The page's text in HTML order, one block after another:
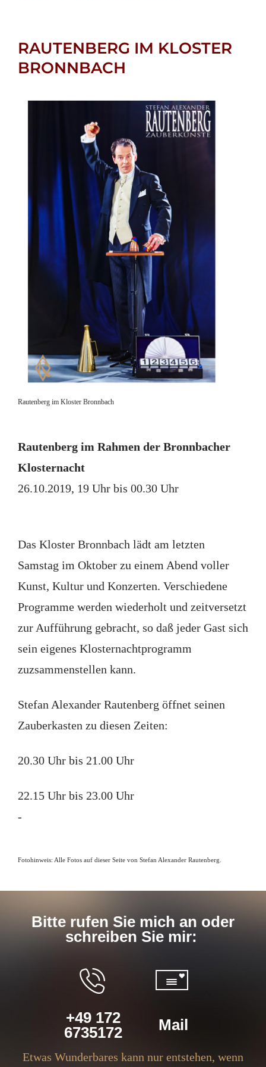
RAUTENBERG IM KLOSTER
BRONNBACH
Rautenberg im Kloster Bronnbach
Rautenberg im Rahmen der Bronnbacher
Klosternacht
26.10.2019, 19 Uhr bis 00.30 Uhr
Das Kloster Bronnbach lädt am letzten
Samstag im Oktober zu einem Abend voller
Kunst, Kultur und Konzerten. Verschiedene
Programme werden wiederholt und zeitversetzt
zur Aufführung gebracht, so daß jeder Gast sich
sein eigenes Klosternachtprogramm
zuzsammenstellen kann.
Stefan Alexander Rautenberg öffnet seinen
Zauberkasten zu diesen Zeiten:
20.30 Uhr bis 21.00 Uhr
22.15 Uhr bis 23.00 Uhr
-
Fotohinweis: Alle Fotos auf dieser Seite von Stefan Alexander Rautenberg.
Bitte rufen Sie mich an oder
schreiben Sie mir:
+49 172
6735172
Mail
Etwas Wunderbares kann nur entstehen, wenn